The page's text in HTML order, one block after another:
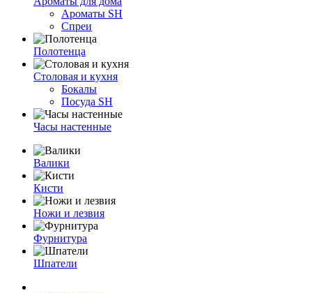
Ароматы SH
Спреи
Полотенца
Столовая и кухня
Бокалы
Посуда SH
Часы настенные
Валики
Кисти
Ножи и лезвия
Фурнитура
Шпатели